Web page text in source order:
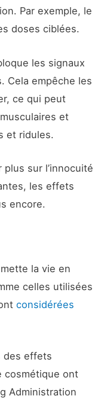
Par exemple, le
doses ciblées.
les signaux
Cela empêche les
ce qui peut
et
et ridules.
sur l’innocuité
les effets
encore.
la vie en
celles utilisées
considérées
des effets
cosmétique ont
Administration